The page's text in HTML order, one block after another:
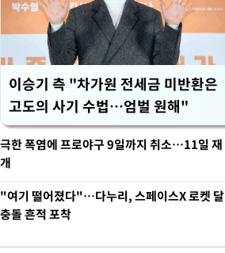
이승기 측 "차가원 전세금 미반환은
고도의 사기 수법…엄벌 원해"
극한 폭염에 프로야구 9일까지 취소…11일 재
개
"여기 떨어졌다"…다누리, 스페이스X 로켓 달
충돌 흔적 포착